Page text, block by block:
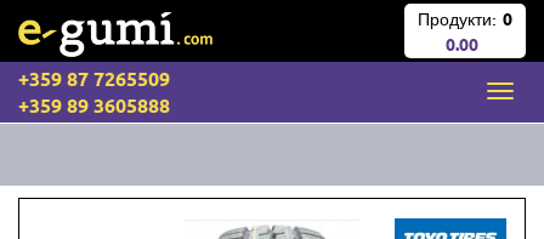
Продукти: 0
0.00
+359 87 7265509
+359 89 3605888